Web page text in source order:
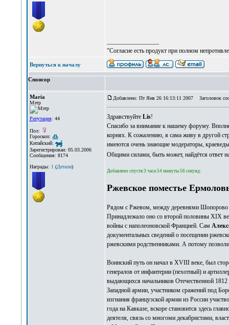
"Согласие есть продукт при полном
Вернуться к началу
Спонсор
Maria
Мэтр
Репутация: 44
Пол:
Гороскоп:
Китайский:
Зарегистрирован: 05.03.2006
Сообщения: 8174
Награды: 1(Детали)
Добавлено: Пт Янв 26 16:13:11 2007 Заголовок
Здравствуйте Lis!
Спасибо за внимание к нашему форуму.
корнях. К сожалению, я сама живу в другой
имеются очень знающие модераторы,
Общими силами, быть может, найдётся ответ
Добавлено спустя 3 часа 54 минуты 56 секунд:
Ржевское поместье
Рядом с Ржевом, между деревнями Шопорово
Принадлежало оно со второй половины XIX
войны с наполеоновской Францией. Сам
документальных сведений о посещении
ржевскими родственниками. А потому
Воинский путь он начал в XVIII веке, был
генералов от инфантерии (пехотный) и
выдающихся начальников Отечественной
Западной армии, участником сражений под
изгнания французской армии из России
года на Кавказе, вскоре становится здесь
деятеля, связь со многоми декабристами,